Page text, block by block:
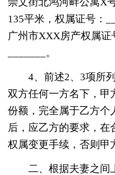
135平米，权属证号：
广州市XXX房产权属证
_______。
4、前述2、3项所
双方任何一方名下，甲
份额，完全属于乙方个
后，应乙方的要求，在
权属变更手续，否则甲
二、根据夫妻之间